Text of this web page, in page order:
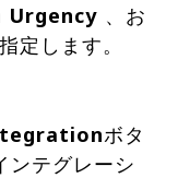
、お
定します。
ボタ
ンテグレーシ